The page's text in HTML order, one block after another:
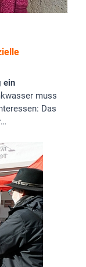
ein
muss
Das